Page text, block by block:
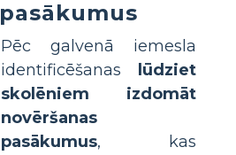
pasākumus
Pēc galvenā iemesla
identificēšanas
lūdziet
skolēniem izdomāt
novēršanas
pasākumus, kas